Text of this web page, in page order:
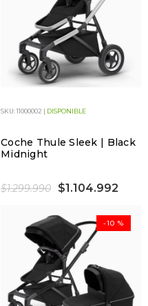
SKU: 11000002 | DISPONIBLE
Coche Thule Sleek | Black
Midnight
$1.299.990 $1.104.992
-10 %